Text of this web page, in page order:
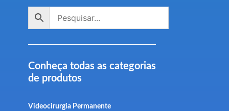
Conheça todas as categorias
de produtos
Videocirurgia Permanente